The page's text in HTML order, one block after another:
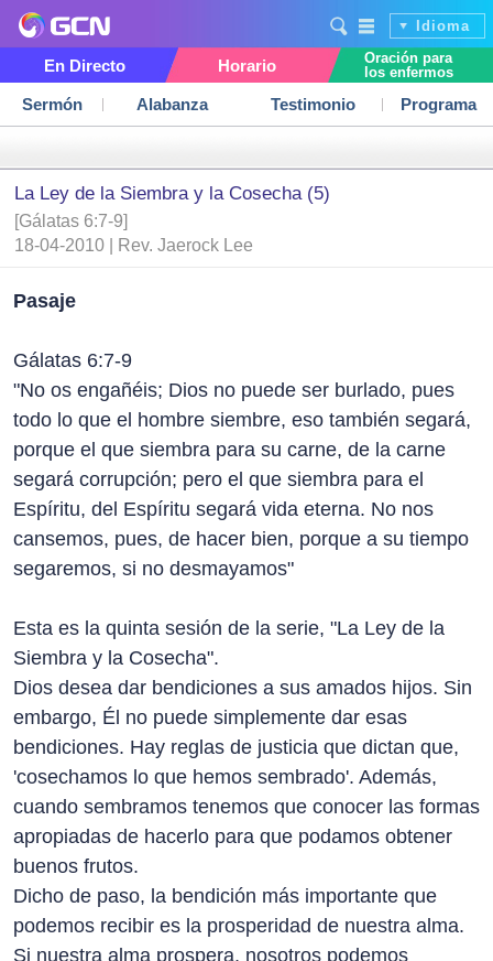
Idioma
En Directo Horario
Oración para
los enfermos
Sermón Alabanza Testimonio Programa
La Ley de la Siembra y la Cosecha (5)
[Gálatas 6:7-9]
18-04-2010 | Rev. Jaerock Lee
Pasaje
Gálatas 6:7-9
"No os engañéis; Dios no puede ser burlado, pues
todo lo que el hombre siembre, eso también segará,
porque el que siembra para su carne, de la carne
segará corrupción; pero el que siembra para el
Espíritu, del Espíritu segará vida eterna. No nos
cansemos, pues, de hacer bien, porque a su tiempo
segaremos, si no desmayamos"
Esta es la quinta sesión de la serie, "La Ley de la
Siembra y la Cosecha".
Dios desea dar bendiciones a sus amados hijos. Sin
embargo, Él no puede simplemente dar esas
bendiciones. Hay reglas de justicia que dictan que,
'cosechamos lo que hemos sembrado'. Además,
cuando sembramos tenemos que conocer las formas
apropiadas de hacerlo para que podamos obtener
buenos frutos.
Dicho de paso, la bendición más importante que
podemos recibir es la prosperidad de nuestra alma.
Si nuestra alma prospera, nosotros podemos